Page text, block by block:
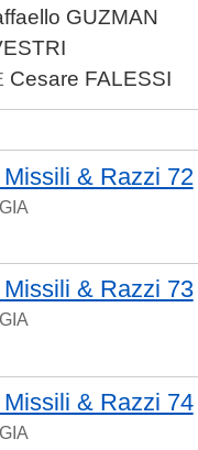
GUZMAN
Cesare FALESSI
& Razzi 72
& Razzi 73
& Razzi 74